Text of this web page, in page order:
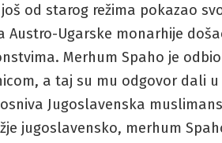
još od starog režima pokazao
Austro-Ugarske monarhije
Merhum Spaho je
a taj su mu odgovor dali
osniva Jugoslavenska
jugoslavensko, merhum